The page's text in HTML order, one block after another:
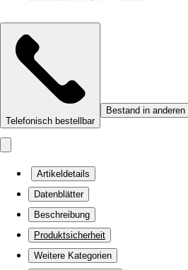
Telefonisch bestellbar
Bestand in
Artikeldetails
Datenblätter
Beschreibung
Produktsicherheit
Weitere Kategorien